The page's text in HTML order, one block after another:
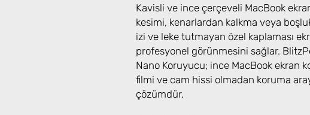
Kavisli ve ince çerçeveli MacBook
kesimi, kenarlardan kalkma veya
izi ve leke tutmayan özel kaplaması
profesyonel görünmesini sağlar.
Nano Koruyucu; ince MacBook ekran
filmi ve cam hissi olmadan koruma
çözümdür.